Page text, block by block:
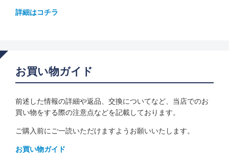
詳細はコチラ
お買い物ガイド
前述した情報の詳細や返品、交換についてなど、当店でのお
買い物をする際の注意点などを記載しております。
ご購入前にご一読いただけますようお願いいたします。
お買い物ガイド